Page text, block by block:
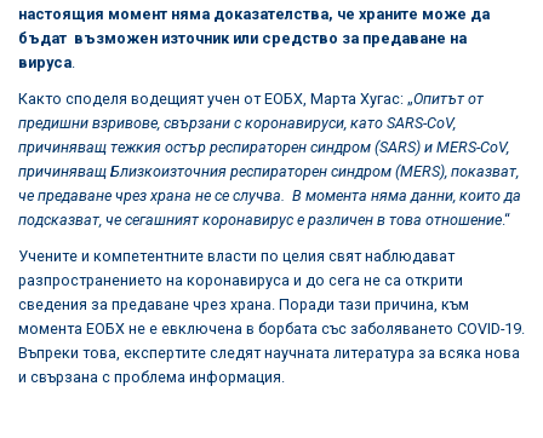
настоящия момент няма доказателства, че храните може да
бъдат възможен източник или средство за предаване на
вируса
Както споделя водещият учен от ЕОБХ, Марта Хугас: „Опитът от
предишни взривове, свързани с коронавируси, като SARS-CoV,
причиняващ тежкия остър респираторен синдром (SARS) и MERS-CoV,
причиняващ Близкоизточния респираторен синдром (MERS), показват,
че предаване чрез храна не се случва. В момента няма данни, които да
подсказват, че сегашният коронавирус е различен в това отношение.“
Учените и компетентните власти по целия свят наблюдават
разпространението на коронавируса и до сега не са открити
сведения за предаване чрез храна. Поради тази причина, към
момента ЕОБХ не е евключена в борбата със заболяването COVID-19.
Въпреки това, експертите следят научната литература за всяка нова
и свързана с проблема информация.